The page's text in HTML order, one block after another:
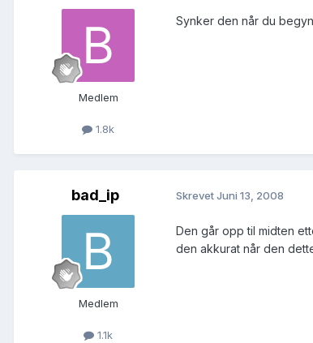
Medlem
1.8k
Synker den når du
bad_ip
Medlem
1.1k
SkrevetJuni 13, 2008
Den går opp til midten
den akkurat når den